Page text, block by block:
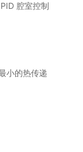
腔室控制
小的热传递